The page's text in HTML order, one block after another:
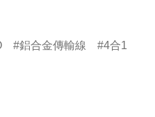
鋁合金傳輸線 4合1